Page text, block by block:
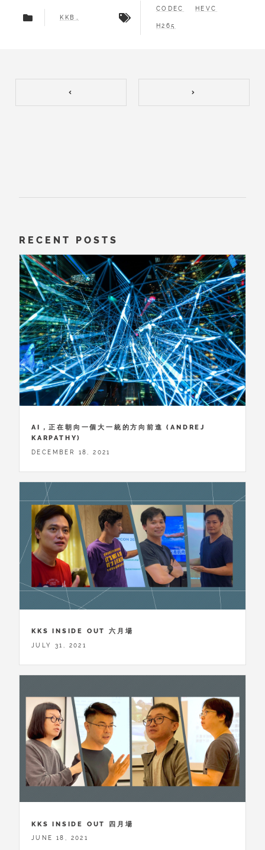
CODEC HEVC
H265
RECENT POSTS
AI，正在朝向一個大一統的方向前進 (ANDREJ
KARPATHY)
DECEMBER 18, 2021
KKS INSIDE OUT 六月場
JULY 31, 2021
KKS INSIDE OUT 四月場
JUNE 18, 2021